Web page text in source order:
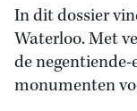
In dit dossier
Waterloo. Met
de
monumenten